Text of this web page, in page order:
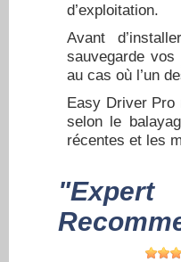
d’exploitation.
Avant
sauvegarde vos
au cas où l’un
Easy Driver Pro
selon le
récentes et les
"Expert